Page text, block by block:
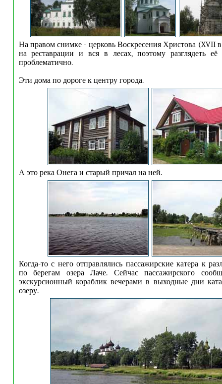
На правом снимке - церковь Воскресения Христова (XVII
на реставрации и вся в лесах, поэтому разглядеть её
проблематично.
Эти дома по дороге к центру города.
А это река Онега и старый причал на ней.
Когда-то с него отправлялись пассажирские катера к
по берегам озера Лаче. Сейчас пассажирского
экскурсионный кораблик вечерами в выходные дни
озеру.